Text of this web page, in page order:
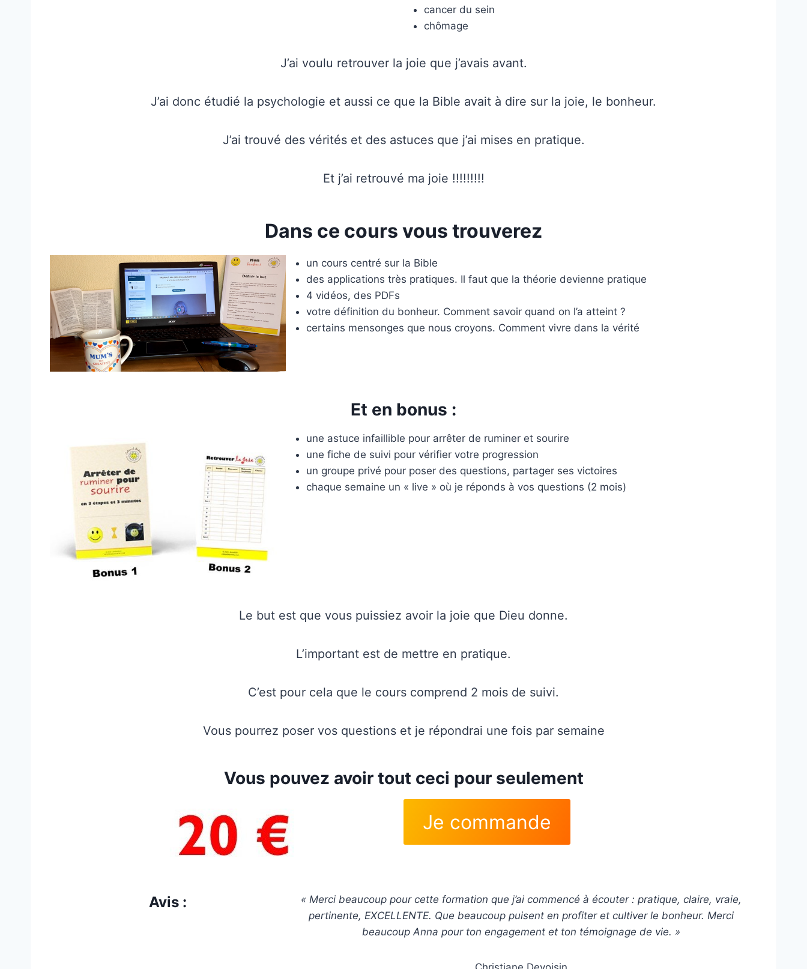
cancer du sein
chômage
J’ai voulu retrouver la joie que j’avais avant.
J’ai donc étudié la psychologie et aussi ce que la Bible avait à dire sur la joie, le bonheur.
J’ai trouvé des vérités et des astuces que j’ai mises en pratique.
Et j’ai retrouvé ma joie !!!!!!!!!
Dans ce cours vous trouverez
un cours centré sur la Bible
des applications très pratiques. Il faut que la théorie devienne pratique
4 vidéos, des PDFs
votre définition du bonheur. Comment savoir quand on l’a atteint ?
certains mensonges que nous croyons. Comment vivre dans la vérité
Et en bonus :
une astuce infaillible pour arrêter de ruminer et sourire
une fiche de suivi pour vérifier votre progression
un groupe privé pour poser des questions, partager ses victoires
chaque semaine un « live » où je réponds à vos questions (2 mois)
Le but est que vous puissiez avoir la joie que Dieu donne.
L’important est de mettre en pratique.
C’est pour cela que le cours comprend 2 mois de suivi.
Vous pourrez poser vos questions et je répondrai une fois par semaine
Vous pouvez avoir tout ceci pour seulement
Je commande
Avis :
« Merci beaucoup pour cette formation que j’ai commencé à écouter : pratique, claire, vraie,
pertinente, EXCELLENTE. Que beaucoup puisent en profiter et cultiver le bonheur. Merci
beaucoup Anna pour ton engagement et ton témoignage de vie. »